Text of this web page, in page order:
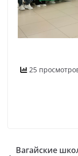
25
Вагайские